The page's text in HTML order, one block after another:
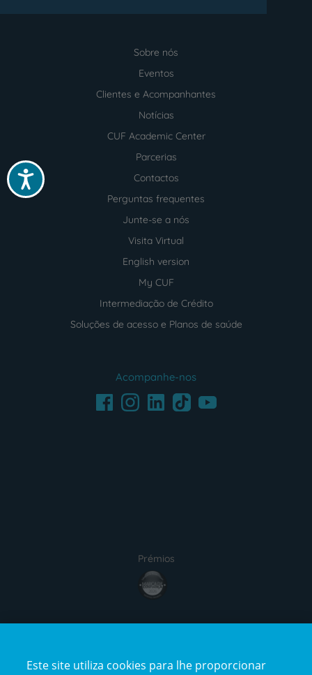
Acessibilidade
Sobre nós
Eventos
Clientes e Acompanhantes
Notícias
CUF Academic Center
Parcerias
Contactos
Perguntas frequentes
Junte-se a nós
Visita Virtual
English version
My CUF
Intermediação de Crédito
Soluções de acesso e Planos de saúde
Acompanhe-nos
FacebookInstagramLinkedInTikTokYoutube
Prémios
Este site utiliza cookies para lhe proporcionar